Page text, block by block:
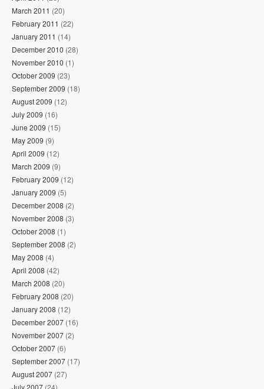
March 2011 (20)
February 2011 (22)
January 2011 (14)
December 2010 (28)
November 2010 (1)
October 2009 (23)
September 2009 (18)
August 2009 (12)
July 2009 (16)
June 2009 (15)
May 2009 (9)
April 2009 (12)
March 2009 (9)
February 2009 (12)
January 2009 (5)
December 2008 (2)
November 2008 (3)
October 2008 (1)
September 2008 (2)
May 2008 (4)
April 2008 (42)
March 2008 (20)
February 2008 (20)
January 2008 (12)
December 2007 (16)
November 2007 (2)
October 2007 (6)
September 2007 (17)
August 2007 (27)
July 2007 (24)